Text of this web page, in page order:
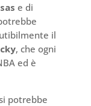
e di
il
, che ogni
ed è
potrebbe